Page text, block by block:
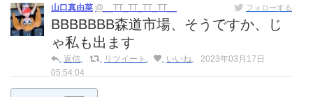
山口真由菜 @__TT_TT_TT_TT__ フォローする
BBBBBBB森道市場、そうですか、じ
ゃ私も出ます
返信 リツイート いいね
2023年03月17日
05:54:04